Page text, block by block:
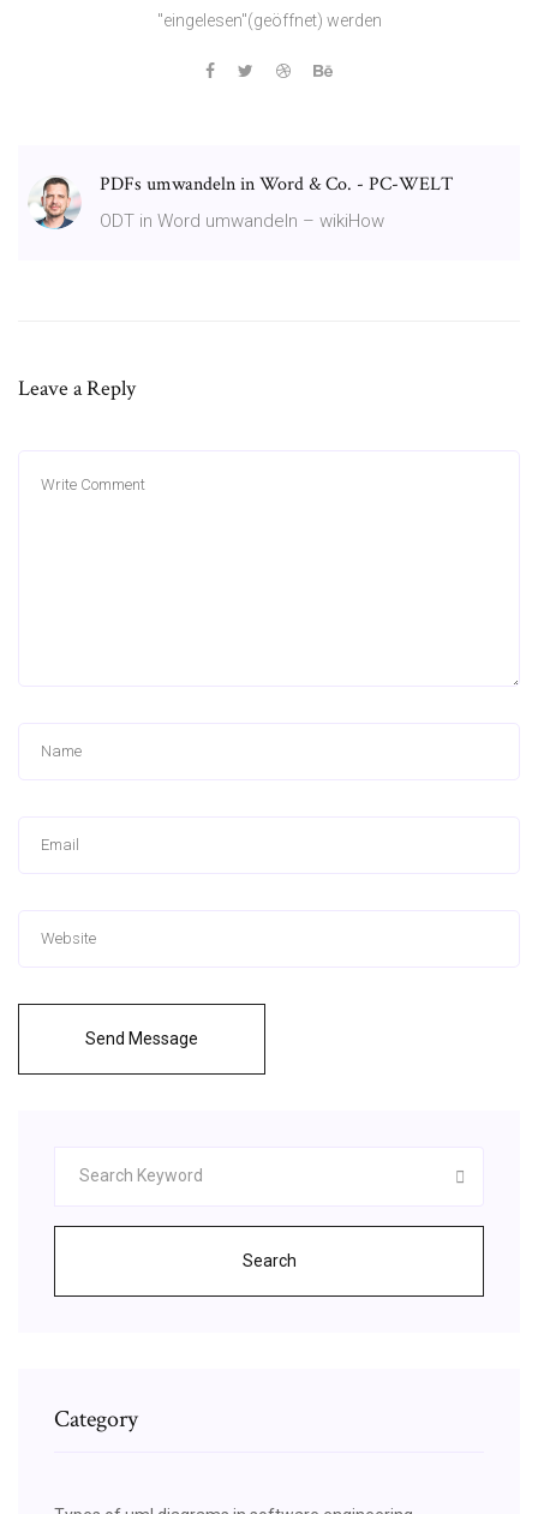
"eingelesen"(geöffnet) werden
PDFs umwandeln in Word & Co. - PC-WELT
ODT in Word umwandeln – wikiHow
Leave a Reply
Send Message
Search
Category